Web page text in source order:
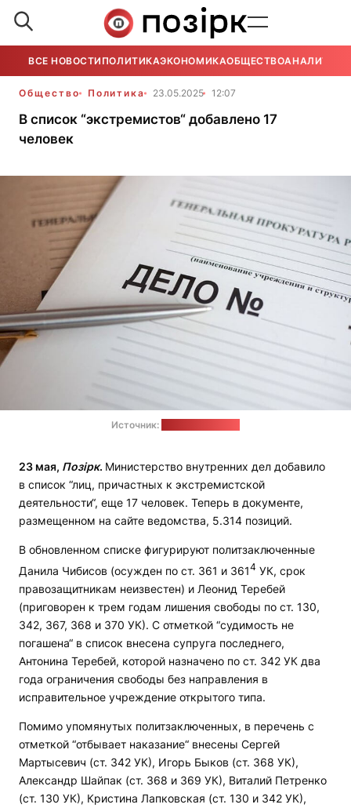
ВСЕ НОВОСТИ ПОЛИТИКАЭКОНОМИКАОБЩЕСТВОАНАЛИТИКА
Общество Политика 23.05.2025 12:07
В список “экстремистов“ добавлено 17
человек
Источник:
23 мая, Позірк. Министерство внутренних дел добавило
в список “лиц, причастных к экстремистской
деятельности“, еще 17 человек. Теперь в документе,
размещенном на сайте ведомства, 5.314 позиций.
В обновленном списке фигурируют политзаключенные
Данила Чибисов (осужден по ст. 361 и 3614 УК, срок
правозащитникам неизвестен) и Леонид Теребей
(приговорен к трем годам лишения свободы по ст. 130,
342, 367, 368 и 370 УК). С отметкой “судимость не
погашена“ в список внесена супруга последнего,
Антонина Теребей, которой назначено по ст. 342 УК два
года ограничения свободы без направления в
исправительное учреждение открытого типа.
Помимо упомянутых политзаключенных, в перечень с
отметкой “отбывает наказание“ внесены Сергей
Мартысевич (ст. 342 УК), Игорь Быков (ст. 368 УК),
Александр Шайпак (ст. 368 и 369 УК), Виталий Петренко
(ст. 130 УК), Кристина Лапковская (ст. 130 и 342 УК),